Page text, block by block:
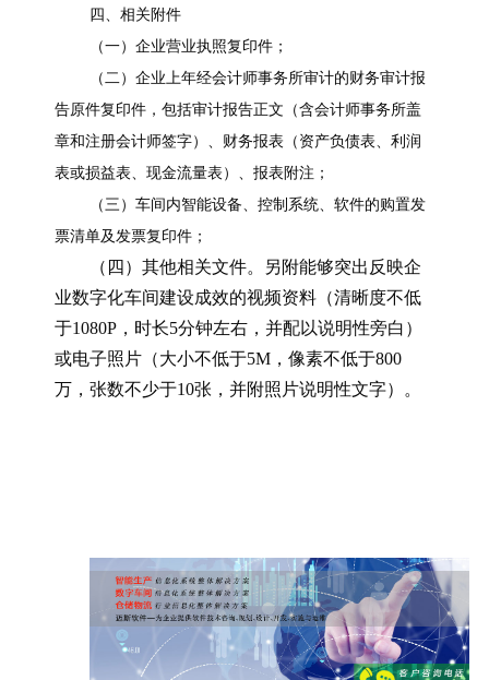
四、相关附件
（一）企业营业执照复印件；
（二）企业上年经会计师事务所审计的财务审计报
告原件复印件，包括审计报告正文（含会计师事务所盖
章和注册会计师签字）、财务报表（资产负债表、利润
表或损益表、现金流量表）、报表附注；
（三）车间内智能设备、控制系统、软件的购置发
票清单及发票复印件；
（四）其他相关文件。另附能够突出反映企
业数字化车间建设成效的视频资料（清晰度不低
于1080P，时长5分钟左右，并配以说明性旁白）
或电子照片（大小不低于5M，像素不低于800
万，张数不少于10张，并附照片说明性文字）。